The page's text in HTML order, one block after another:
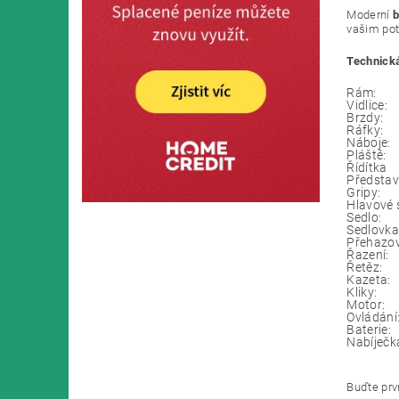
Moderní
vašim
Rám:
Vidlice:
Brzdy:
Ráfky:
Náboje:
Pláště:
Řídítka
Gripy:
Hlavové
Sedlo:
Řazení:
Řetěz:
Kazeta:
Kliky:
Motor:
Ovládání:
Baterie:
Buďte